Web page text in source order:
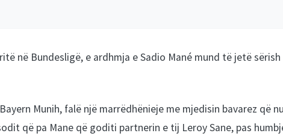
në Bundesligë, e ardhmja e Sadio Mané mund të jetë sërish
Munih, falë një marrëdhënieje me mjedisin bavarez që
që pa Mane që goditi partnerin e tij Leroy Sane, pas